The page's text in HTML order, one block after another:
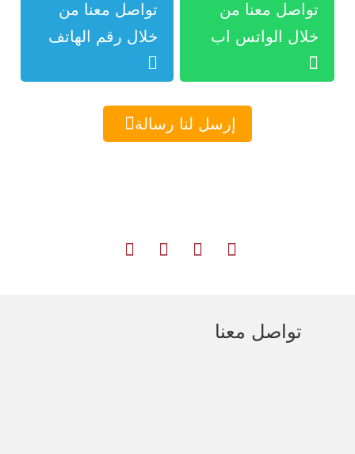
تواصل معنا من
خلال الواتس اب

تواصل معنا من
خلال رقم الهاتف

إرسل لنا رسالة




تواصل معنا